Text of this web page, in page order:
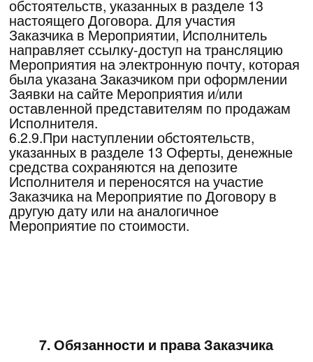
8.Ответственность Сторон
информацию о работе Исполнителя и
оказываемых им Услугах.
7.2.3.Единожды перенести участие в
Мероприятии, которое полностью оплачено
на другую ближайшую дату проведения
идентичного Мероприятия, предупредив об
этом Исполнителя не позднее, чем за 5
(пять) рабочих дней до даты начала
проведения Мероприятия, участие в
котором переносится или до даты первого
дня, оплаченного Заказчиком Мероприятия.
При этом в случае увеличения стоимости
перенесенного Мероприятия, Заказчик
обязуется произвести соответствующую
доплату не позднее, чем за 3 (три) рабочих
дня до начала перенесенного Мероприятия.
7.2.4.Заказчик вправе направлять
Исполнителю свои мнения, предложения и
рекомендации по каждому виду Услуг по
настоящей Оферте.
7.2.5.Заказчик не вправе требовать возврата
денежных средств если не воспользовался
Услугой Исполнителя. (не присутствовал в